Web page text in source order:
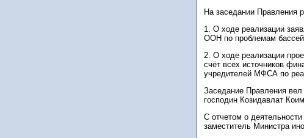
На заседании Правления
1. О ходе реализации
ООН по проблемам
2. О ходе реализации
счёт всех источников
учредителей МФСА по
Заседание Правления
господин Козидавлат
С отчетом о
заместитель Министра